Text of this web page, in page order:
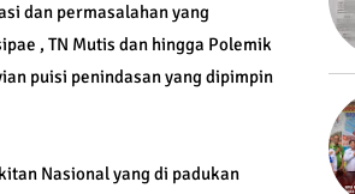
dan permasalahan yang
, TN Mutis dan hingga Polemik
puisi penindasan yang dipimpin
Nasional yang di padukan